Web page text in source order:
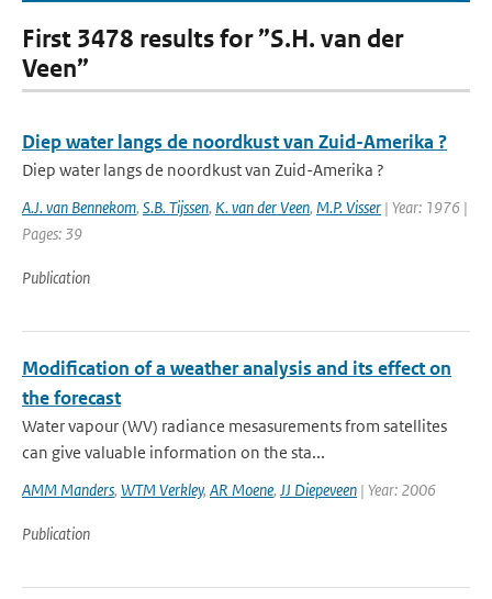
First 3478 results for ”S.H. van der
Veen”
Diep water langs de noordkust van Zuid-Amerika ?
Diep water langs de noordkust van Zuid-Amerika ?
A.J. van Bennekom, S.B. Tijssen, K. van der Veen, M.P. Visser | Year: 1976 |
Pages: 39
Publication
Modification of a weather analysis and its effect on
the forecast
Water vapour (WV) radiance mesasurements from satellites
can give valuable information on the sta...
AMM Manders, WTM Verkley, AR Moene, JJ Diepeveen | Year: 2006
Publication